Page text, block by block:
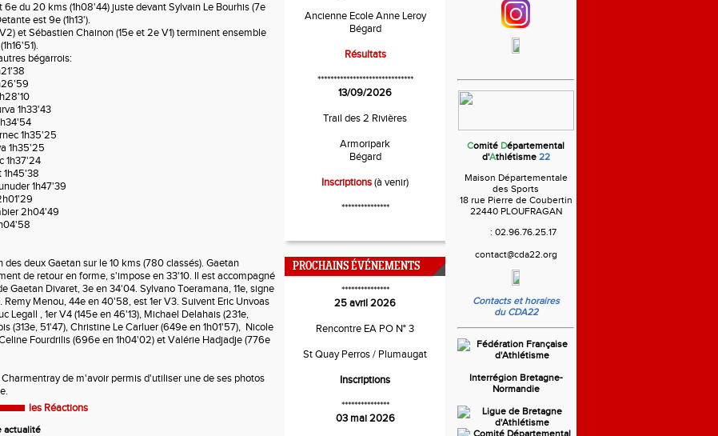
du 20 kms (1h08'44) juste devant Sylvain Le Bourhis (7e
est 9e (1h13').
et Sébastien Chainon (15e et 2e V1) terminent ensemble
bégarrois:
1h33'43
1h35'25
1h35'25
1h37'24
1h45'38
1h47'39
2h04'49
deux Gaetan sur le 10 kms (780 classés). Gaetan
de retour en forme, s'impose en 33'10. Il est accompagné
Gaetan Divaret, 3e en 34'04. Sylvano Toeramana, 11e, signe
Remy Menou, 44e en 40'58, est 1er V3. Suivent Eric Unvoas
Legall , 1er V4 (145e en 46'13), Michael Delahais (231e,
(313e, 51'47), Christine Le Carluer (649e en 1h01'57), Nicole
Celine Fourdrilis (696e en 1h04'02) et Valérie Hadjadje (776e
de m'avoir permis d'utiliser une de ses photos
les Réactions
actualité
Ancienne Ecole Anne Leroy
Bégard
Résultats
******************************
13/09/2026
Trail des 2 Rivières
Armoripark
Bégard
Inscriptions(à venir)
***************
PROCHAINS ÉVÉNEMENTS
***************
25 avril 2026
Rencontre EA PO N° 3
St Quay Perros / Plumaugat
Inscriptions
***************
03 mai 2026
Comité Départemental
d'Athlétisme 22
Maison Départementale
des Sports
18 rue Pierre de Coubertin
22440 PLOUFRAGAN
: 02.96.76.25.17
contact@cda22.org
Contacts et horaires
du CDA22
Interrégion Bretagne-
Normandie